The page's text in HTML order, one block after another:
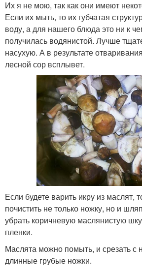
Их я не мою, так как они имеют
Если их мыть, то их губчатая
воду, а для нашего блюда это ни к
получилась водянистой. Лучше
насухую. А в результате
лесной сор всплывет.
Если будете варить икру из маслят,
почистить не только ножку, но и
убрать коричневую маслянистую
пленки.
Маслята можно помыть, и срезать с
длинные грубые ножки.